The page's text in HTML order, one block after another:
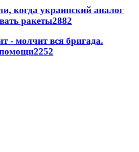
когда украинский аналог
ракеты2882
- молчит вся бригада.
помощи2252